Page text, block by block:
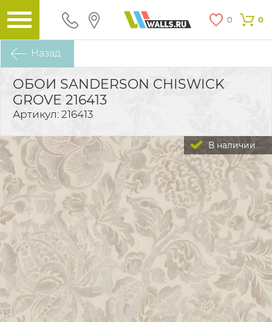
0 0
Назад
ОБОИ SANDERSON CHISWICK
GROVE 216413
Артикул: 216413
В наличии